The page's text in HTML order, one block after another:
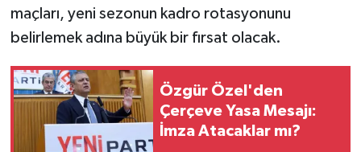
maçları, yeni sezonun kadro rotasyonunu
belirlemek adına büyük bir fırsat olacak.
Özgür Özel'den
Çerçeve Yasa Mesajı:
İmza Atacaklar mı?